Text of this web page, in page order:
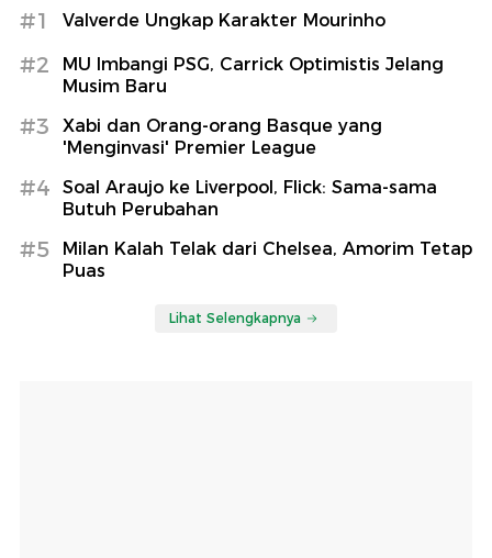
#1 Valverde Ungkap Karakter Mourinho
#2
MU Imbangi PSG, Carrick Optimistis Jelang
Musim Baru
#3
Xabi dan Orang-orang Basque yang
'Menginvasi' Premier League
#4
Soal Araujo ke Liverpool, Flick: Sama-sama
Butuh Perubahan
#5
Milan Kalah Telak dari Chelsea, Amorim Tetap
Puas
Lihat Selengkapnya